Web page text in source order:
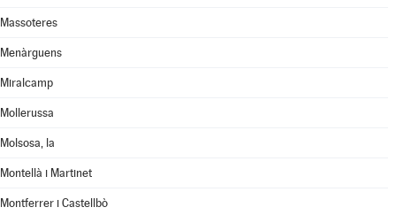
Massoteres
Menàrguens
Miralcamp
Mollerussa
Molsosa, la
Montellà i Martinet
Montferrer i Castellbò